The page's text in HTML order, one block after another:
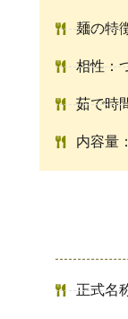
麺の特
相性：
茹で時
内容量
正式名